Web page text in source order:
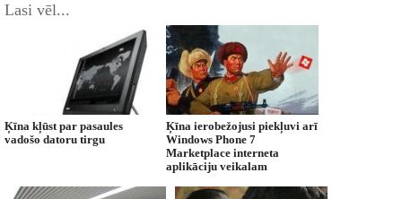
Lasi vēl...
Ķīna kļūst par pasaules
vadošo datoru tirgu
Ķīna ierobežojusi piekļuvi arī
Windows Phone 7
Marketplace interneta
aplikāciju veikalam